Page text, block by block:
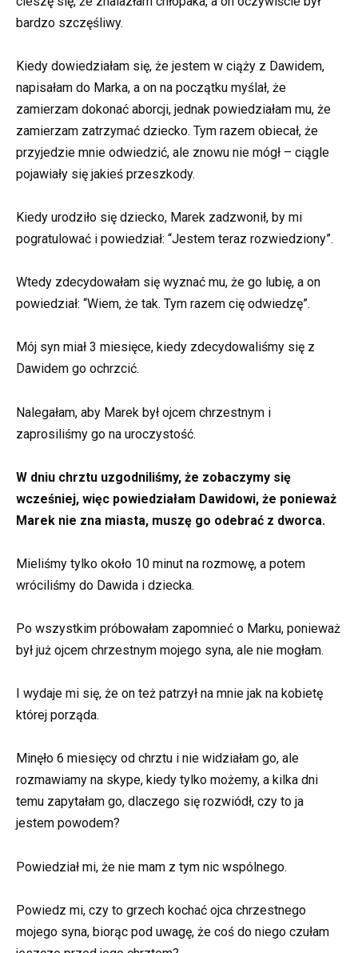
bardzo szczęśliwy.
Kiedy dowiedziałam się, że jestem w ciąży z Dawidem,
napisałam do Marka, a on na początku myślał, że
zamierzam dokonać aborcji, jednak powiedziałam mu, że
zamierzam zatrzymać dziecko. Tym razem obiecał, że
przyjedzie mnie odwiedzić, ale znowu nie mógł – ciągle
pojawiały się jakieś przeszkody.
Kiedy urodziło się dziecko, Marek zadzwonił, by mi
pogratulować i powiedział: “Jestem teraz rozwiedziony”.
Wtedy zdecydowałam się wyznać mu, że go lubię, a on
powiedział: “Wiem, że tak. Tym razem cię odwiedzę”.
Mój syn miał 3 miesięce, kiedy zdecydowaliśmy się z
Dawidem go ochrzcić.
Nalegałam, aby Marek był ojcem chrzestnym i
zaprosiliśmy go na uroczystość.
W dniu chrztu uzgodniliśmy, że zobaczymy się
wcześniej, więc powiedziałam Dawidowi, że ponieważ
Marek nie zna miasta, muszę go odebrać z dworca.
Mieliśmy tylko około 10 minut na rozmowę, a potem
wróciliśmy do Dawida i dziecka.
Po wszystkim próbowałam zapomnieć o Marku, ponieważ
był już ojcem chrzestnym mojego syna, ale nie mogłam.
I wydaje mi się, że on też patrzył na mnie jak na kobietę
której porząda.
Minęło 6 miesięcy od chrztu i nie widziałam go, ale
rozmawiamy na skype, kiedy tylko możemy, a kilka dni
temu zapytałam go, dlaczego się rozwiódł, czy to ja
jestem powodem?
Powiedział mi, że nie mam z tym nic wspólnego.
Powiedz mi, czy to grzech kochać ojca chrzestnego
mojego syna, biorąc pod uwagę, że coś do niego czułam